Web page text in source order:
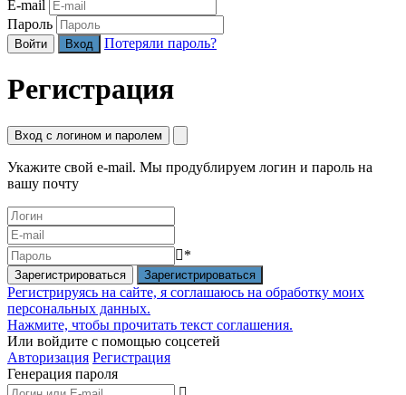
E-mail
Пароль
Войти Потеряли пароль?
Регистрация
Вход с логином и паролем
Укажите свой e-mail. Мы продублируем логин и пароль на
вашу почту
*
Зарегистрироваться
Регистрируясь на сайте, я соглашаюсь на обработку моих
персональных данных.
Нажмите, чтобы прочитать текст соглашения.
Или войдите с помощью соцсетей
Авторизация Регистрация
Генерация пароля